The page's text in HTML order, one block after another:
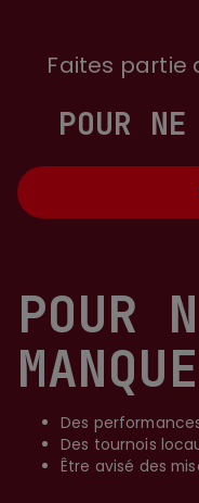
POUR
Des
Des tournois
Être avisé des
Faites partie
POUR